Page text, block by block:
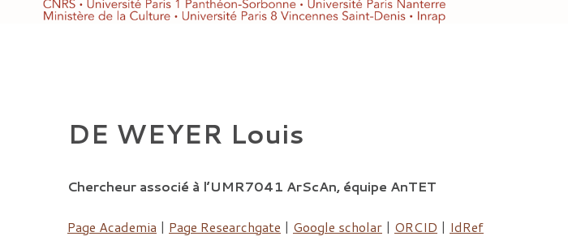
DE WEYER Louis
Chercheur associé à l’UMR7041 ArScAn, équipe AnTET
Page Academia | Page Researchgate | Google scholar | ORCID | IdRef